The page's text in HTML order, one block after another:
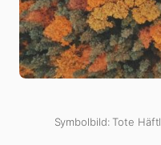
Symbolbild: Tote